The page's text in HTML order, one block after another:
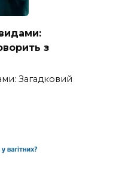
з
Загадковий